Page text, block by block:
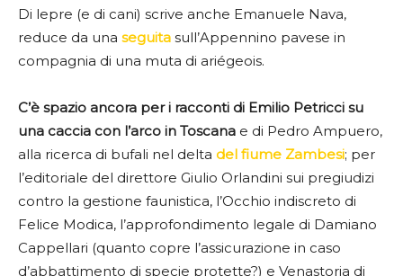
Di lepre (e di cani) scrive anche Emanuele Nava,
reduce da una seguita sull’Appennino pavese in
compagnia di una muta di ariégeois.
C’è spazio ancora per i racconti di Emilio Petricci su
una caccia con l’arco in Toscana e di Pedro Ampuero,
alla ricerca di bufali nel delta del fiume Zambesi; per
l’editoriale del direttore Giulio Orlandini sui pregiudizi
contro la gestione faunistica, l’Occhio indiscreto di
Felice Modica, l’approfondimento legale di Damiano
Cappellari (quanto copre l’assicurazione in caso
d’abbattimento di specie protette?) e Venastoria di